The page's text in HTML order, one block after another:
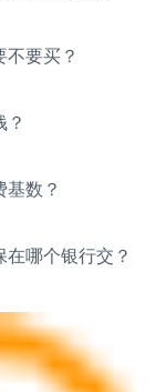
要买？
？
数？
哪个银行交？